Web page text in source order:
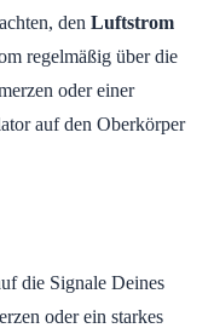
den Luftstrom
regelmäßig über die
oder einer
auf den Oberkörper
die Signale Deines
oder ein starkes